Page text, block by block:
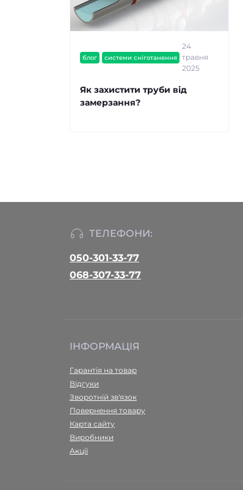
блог системи сніготанення
24
травня
2025
Як захистити труби від
замерзання?
ТЕЛЕФОНИ:
050-301-33-77
068-307-33-77
ІНФОРМАЦІЯ
Гарантія на товар
Відгуки
Зворотній зв'язок
Повернення товару
Карта сайту
Виробники
Акції